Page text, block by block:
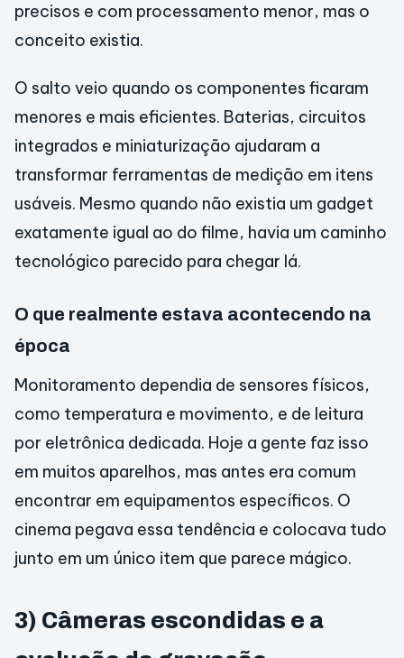
precisos e com processamento menor, mas o
conceito existia.
O salto veio quando os componentes ficaram
menores e mais eficientes. Baterias, circuitos
integrados e miniaturização ajudaram a
transformar ferramentas de medição em itens
usáveis. Mesmo quando não existia um gadget
exatamente igual ao do filme, havia um caminho
tecnológico parecido para chegar lá.
O que realmente estava acontecendo na
época
Monitoramento dependia de sensores físicos,
como temperatura e movimento, e de leitura
por eletrônica dedicada. Hoje a gente faz isso
em muitos aparelhos, mas antes era comum
encontrar em equipamentos específicos. O
cinema pegava essa tendência e colocava tudo
junto em um único item que parece mágico.
3) Câmeras escondidas e a